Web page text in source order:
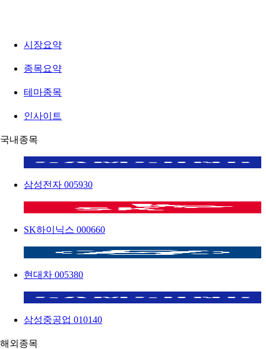
시장요약
종목요약
테마종목
인사이트
국내종목
삼성전자 005930
SK하이닉스 000660
현대차 005380
삼성중공업 010140
해외종목